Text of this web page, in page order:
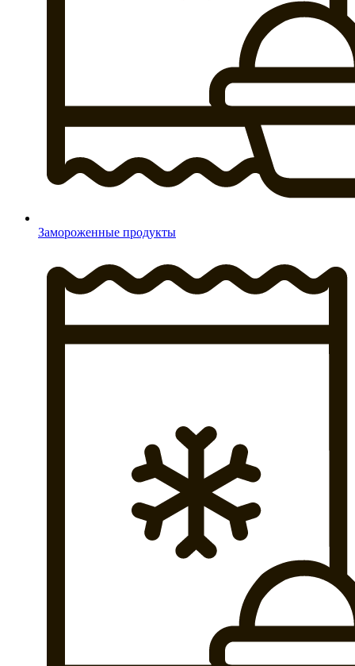
Замороженные продукты